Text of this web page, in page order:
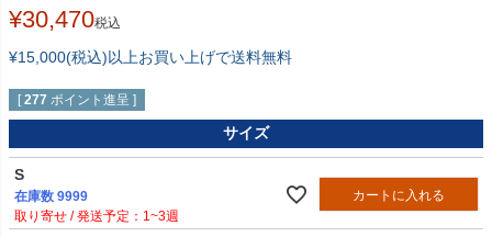
¥30,470税込
¥15,000(税込)以上お買い上げで送料無料
[ 277 ポイント進呈 ]
サイズ
S
在庫数 9999
1~3週
カートに入れる